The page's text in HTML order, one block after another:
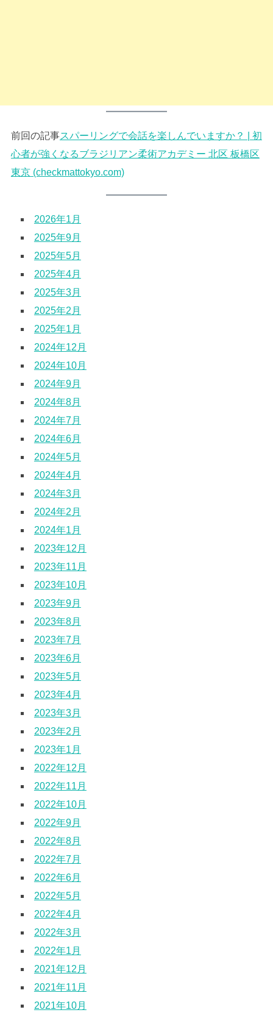
前回の記事スパーリングで会話を楽しんでいますか？ | 初
心者が強くなるブラジリアン柔術アカデミー 北区 板橋区
東京 (checkmattokyo.com)
2026年1月
2025年9月
2025年5月
2025年4月
2025年3月
2025年2月
2025年1月
2024年12月
2024年10月
2024年9月
2024年8月
2024年7月
2024年6月
2024年5月
2024年4月
2024年3月
2024年2月
2024年1月
2023年12月
2023年11月
2023年10月
2023年9月
2023年8月
2023年7月
2023年6月
2023年5月
2023年4月
2023年3月
2023年2月
2023年1月
2022年12月
2022年11月
2022年10月
2022年9月
2022年8月
2022年7月
2022年6月
2022年5月
2022年4月
2022年3月
2022年1月
2021年12月
2021年11月
2021年10月